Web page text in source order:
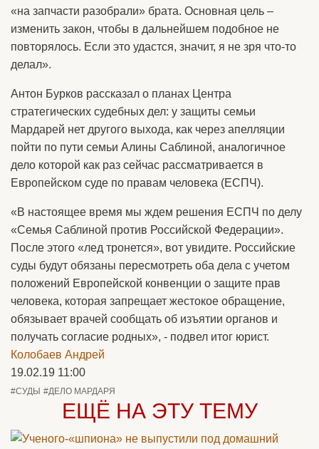
«на запчасти разобрали» брата. Основная цель –
изменить закон, чтобы в дальнейшем подобное не
повторялось. Если это удастся, значит, я не зря что-то
делал».
Антон Бурков рассказал о планах Центра
стратегических судебных дел: у защиты семьи
Мардарей нет другого выхода, как через апелляции
пойти по пути семьи Алины Саблиной, аналогичное
дело которой как раз сейчас рассматривается в
Европейском суде по правам человека (ЕСПЧ).
«В настоящее время мы ждем решения ЕСПЧ по делу
«Семья Саблиной против Российской Федерации».
После этого «лед тронется», вот увидите. Российские
суды будут обязаны пересмотреть оба дела с учетом
положений Европейской конвенции о защите прав
человека, которая запрещает жестокое обращение,
обязывает врачей сообщать об изъятии органов и
получать согласие родных», - подвел итог юрист.
Колобаев Андрей
19.02.19 11:00
#СУДЫ #ДЕЛО МАРДАРЯ
ЕЩЁ НА ЭТУ ТЕМУ